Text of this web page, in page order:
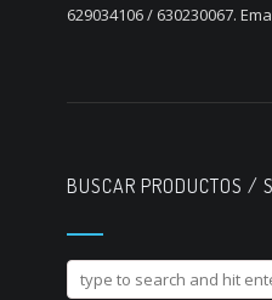
629034106 / 630230067.
BUSCAR PRODUCTOS /